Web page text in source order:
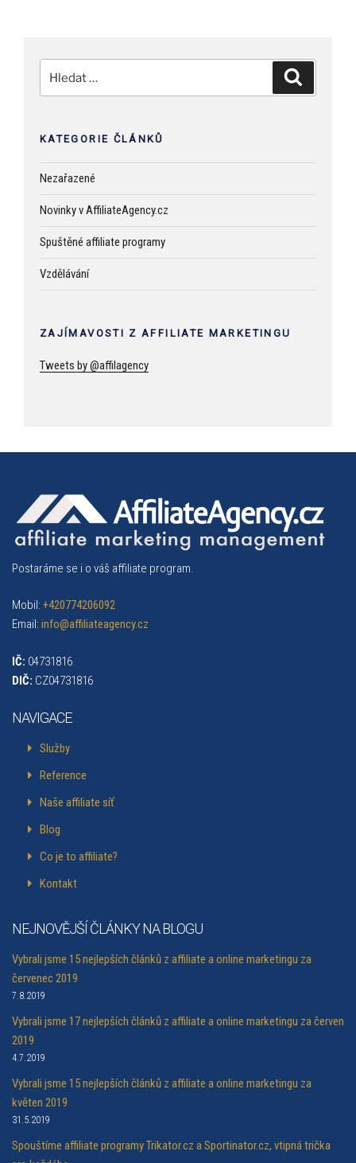
KATEGORIE ČLÁNKŮ
Nezařazené
Novinky v AffiliateAgency.cz
Spuštěné affiliate programy
Vzdělávání
ZAJÍMAVOSTI Z AFFILIATE MARKETINGU
Tweets by @affilagency
Postaráme se i o váš affiliate program.
Mobil: +420774206092
Email: info@affiliateagency.cz
IČ: 04731816
DIČ: CZ04731816
NAVIGACE
Služby
Reference
Naše affiliate síť
Blog
Co je to affiliate?
Kontakt
NEJNOVĚJŠÍ ČLÁNKY NA BLOGU
Vybrali jsme 15 nejlepších článků z affiliate a online marketingu za
červenec 2019
7.8.2019
Vybrali jsme 17 nejlepších článků z affiliate a online marketingu za červen
2019
4.7.2019
Vybrali jsme 15 nejlepších článků z affiliate a online marketingu za
květen 2019
31.5.2019
Spouštíme affiliate programy Trikator.cz a Sportinator.cz, vtipná trička